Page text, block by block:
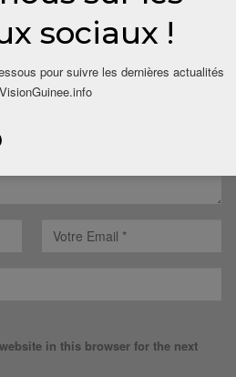
ne sera pas publiée.
in this browser for the next
sociaux !
pour suivre les dernières actualités